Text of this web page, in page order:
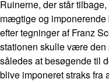
Ruinerne, der står
mægtige og imponerende
efter tegninger af Franz
stationen skulle være den
således at besøgende til
blive imponeret straks fra